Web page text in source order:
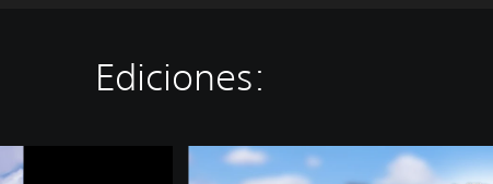
Ediciones:
C
o